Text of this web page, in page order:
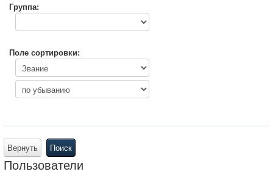
Группа:
Поле сортировки:
Вернуть Поиск
Пользователи